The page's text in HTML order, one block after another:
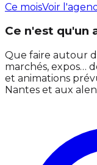
Ce moisVoir
Ce n'est qu'un
Que faire autour
marchés, expos…
et animations
Nantes et aux